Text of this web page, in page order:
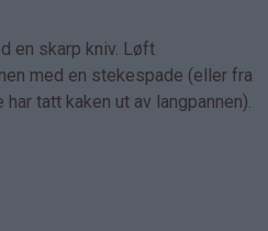
en skarp kniv. Løft
med en stekespade (eller fra
tatt kaken ut av langpannen).